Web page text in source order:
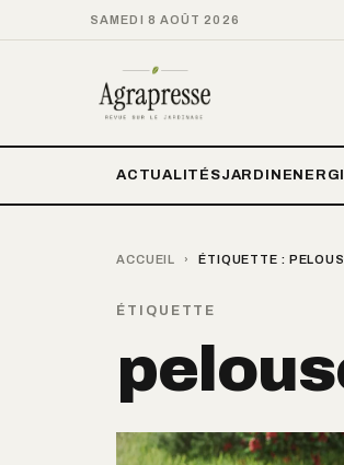
SAMEDI 8 AOÛT 2026
ACTUALITÉSJARDIN
ACCUEIL › ÉTIQUETTE :
ÉTIQUETTE